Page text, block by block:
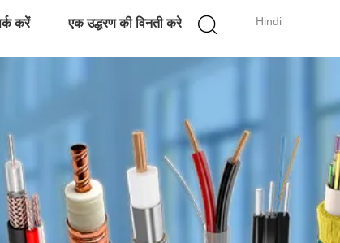
Hindi
करें एक उद्धरण की विनती करे